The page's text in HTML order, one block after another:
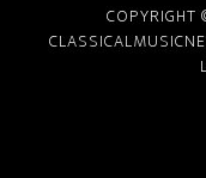
COPYRIGHT